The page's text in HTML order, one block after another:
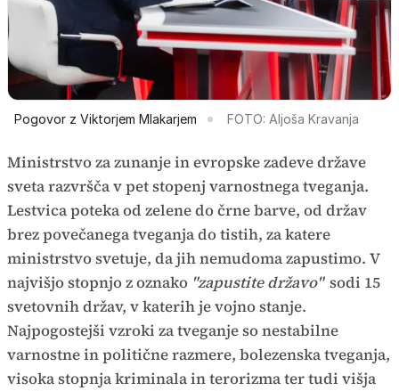
Pogovor z Viktorjem Mlakarjem FOTO: Aljoša Kravanja
Ministrstvo za zunanje in evropske zadeve države
sveta razvršča v pet stopenj varnostnega tveganja.
Lestvica poteka od zelene do črne barve, od držav
brez povečanega tveganja do tistih, za katere
ministrstvo svetuje, da jih nemudoma zapustimo. V
najvišjo stopnjo z oznako "zapustite državo" sodi 15
svetovnih držav, v katerih je vojno stanje.
Najpogostejši vzroki za tveganje so nestabilne
varnostne in politične razmere, bolezenska tveganja,
visoka stopnja kriminala in terorizma ter tudi višja